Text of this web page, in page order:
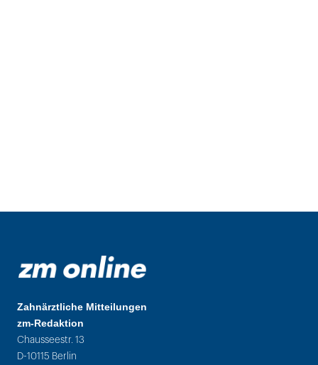
Zahnärztliche Mitteilungen
zm-Redaktion
Chausseestr. 13
D-10115 Berlin